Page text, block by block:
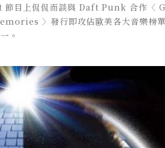
目上侃侃而談與 Daft Punk 合作
〉發行即攻佔歐美各大音樂榜
。